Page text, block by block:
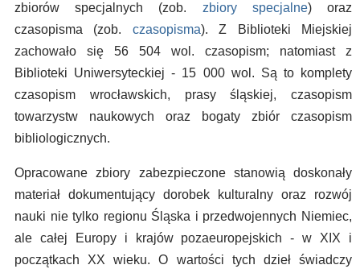
zbiorów specjalnych (zob. zbiory specjalne) oraz
czasopisma (zob. czasopisma). Z Biblioteki Miejskiej
zachowało się 56 504 wol. czasopism; natomiast z
Biblioteki Uniwersyteckiej - 15 000 wol. Są to komplety
czasopism wrocławskich, prasy śląskiej, czasopism
towarzystw naukowych oraz bogaty zbiór czasopism
bibliologicznych.
Opracowane zbiory zabezpieczone stanowią doskonały
materiał dokumentujący dorobek kulturalny oraz rozwój
nauki nie tylko regionu Śląska i przedwojennych Niemiec,
ale całej Europy i krajów pozaeuropejskich - w XIX i
początkach XX wieku. O wartości tych dzieł świadczy